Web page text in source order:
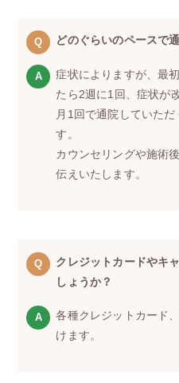
どのぐらいのペースで
症状によりますが、最
たら2週に1回、症状が
月1回で通院していた
す。
カウンセリングや施術
伝えいたします。
クレジットカードやキ
しょうか？
各種クレジットカード
けます。